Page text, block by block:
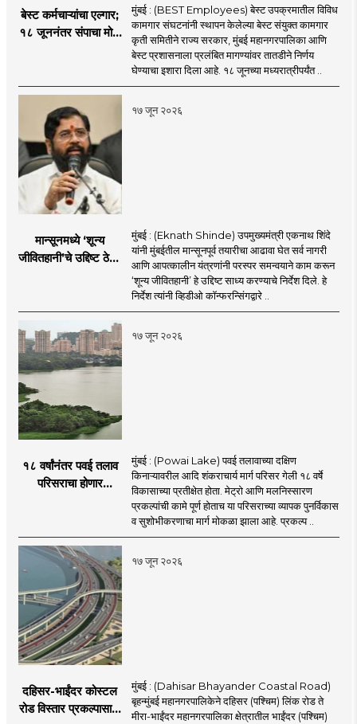
बेस्ट कर्मचाऱ्यांचा एल्गार;
१८ जूननंतर संपाचा मोठा
मुंबई : (BEST Employees) बेस्ट उपक्रमातील विविध
कामगार संघटनांनी स्थापन केलेल्या बेस्ट संयुक्त कामगार
कृती समितीने राज्य सरकार, मुंबई महानगरपालिका आणि
बेस्ट प्रशासनाला प्रलंबित मागण्यांवर तातडीने निर्णय
घेण्याचा इशारा दिला आहे. १८ जूनच्या मध्यरात्रीपर्यंत ..
१७ जून २०२६
मान्सूनमध्ये ‘शून्य
जीवितहानी’चे उद्दिष्ट ठेवून
शिंदे
मुंबई : (Eknath Shinde) उपमुख्यमंत्री एकनाथ शिंदे
यांनी मुंबईतील मान्सूनपूर्व तयारीचा आढावा घेत सर्व नागरी
आणि आपत्कालीन यंत्रणांनी परस्पर समन्वयाने काम करून
‘शून्य जीवितहानी’ हे उद्दिष्ट साध्य करण्याचे निर्देश दिले. हे
निर्देश त्यांनी व्हिडीओ कॉन्फरन्सिंगद्वारे ..
१७ जून २०२६
१८ वर्षांनंतर पवई तलाव
परिसराचा होणार
सुरुवात;
मुंबई : (Powai Lake) पवई तलावाच्या दक्षिण
किनाऱ्यावरील आदि शंकराचार्य मार्ग परिसर गेली १८ वर्षे
विकासाच्या प्रतीक्षेत होता. मेट्रो आणि मलनिस्सारण
प्रकल्पांची कामे पूर्ण होताच या परिसराच्या व्यापक पुनर्विकास
व सुशोभीकरणाचा मार्ग मोकळा झाला आहे. प्रकल्प ..
१७ जून २०२६
दहिसर-भाईंदर कोस्टल
रोड विस्तार प्रकल्पासाठी
मुंबई : (Dahisar Bhayander Coastal Road)
बृहन्मुंबई महानगरपालिकेने दहिसर (पश्चिम) लिंक रोड ते
मीरा-भाईंदर महानगरपालिका क्षेत्रातील भाईंदर (पश्चिम)